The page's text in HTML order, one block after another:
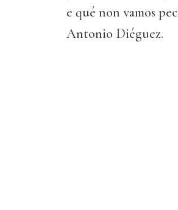
e qué non vamos
Antonio Diéguez.